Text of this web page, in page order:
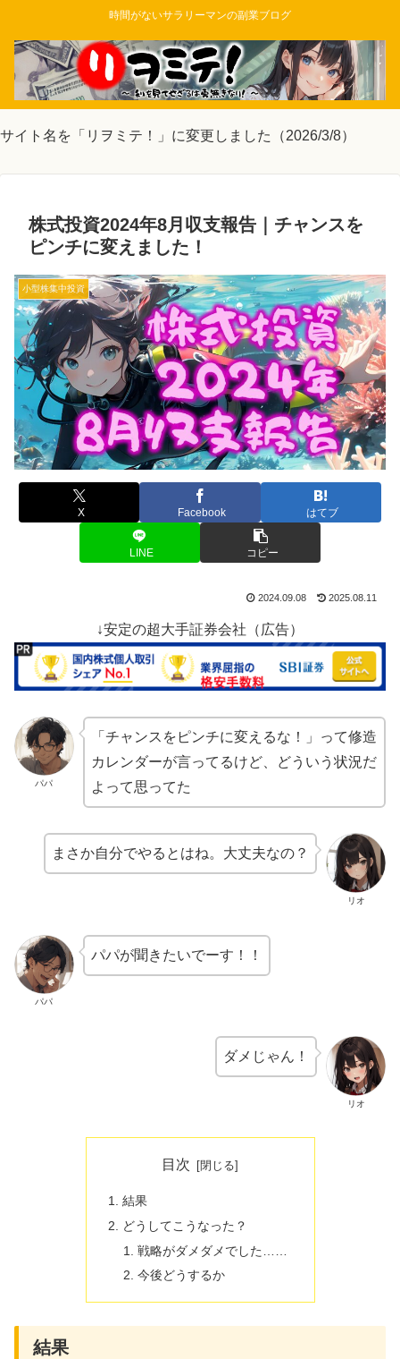
時間がないサラリーマンの副業ブログ
サイト名を「リヲミテ！」に変更しました（2026/3/8）
株式投資2024年8月収支報告｜チャンスを
ピンチに変えました！
小型株集中投資
X Facebook はてブ
LINE コピー
2024.09.08 2025.08.11
↓安定の超大手証券会社（広告）
パパ
「チャンスをピンチに変えるな！」って修造
カレンダーが言ってるけど、どういう状況だ
よって思ってた
リオ
まさか自分でやるとはね。大丈夫なの？
パパ
パパが聞きたいでーす！！
リオ
ダメじゃん！
目次
結果
どうしてこうなった？
戦略がダメダメでした……
今後どうするか
結果